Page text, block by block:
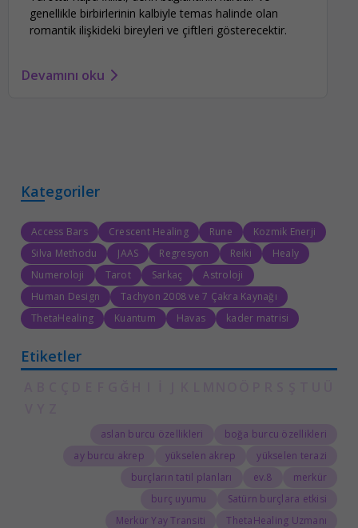
genellikle birbirlerinin kalbiyle temas halinde olan
romantik ilişkideki bireyleri ve çiftleri gösterecektir.
Devamını oku
Kategoriler
Access Bars Crescent Healing Rune
Kozmik Enerji
Silva Methodu
JAAS Regresyon Reiki
Healy
Numeroloji
Tarot Sarkaç
Astroloji
Human Design
Tachyon 2008 ve 7 Çakra Kaynağı
ThetaHealing
Kuantum Havas kader matrisi
Etiketler
boğa burcu özellikleri
aslan burcu özellikleri
yükselen terazi
yükselen akrep
ay burcu akrep
merkür
8.ev
burçların tatil planları
Satürn burçlara etkisi
burç uyumu
ThetaHealing Uzmanı
Merkür Yay Transiti